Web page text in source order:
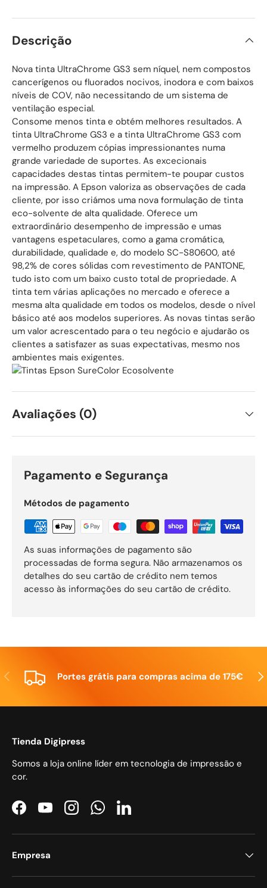
Descrição
Nova tinta UltraChrome GS3 sem níquel, nem compostos
cancerígenos ou fluorados nocivos, inodora e com baixos
níveis de COV, não necessitando de um sistema de
ventilação especial.
Consome menos tinta e obtém melhores resultados. A
tinta UltraChrome GS3 e a tinta UltraChrome GS3 com
vermelho produzem cópias impressionantes numa
grande variedade de suportes. As excecionais
capacidades destas tintas permitem-te poupar custos
na impressão. A Epson valoriza as observações de cada
cliente, por isso criámos uma nova formulação de tinta
eco-solvente de alta qualidade. Oferece um
extraordinário desempenho de impressão e umas
vantagens espetaculares, como a gama cromática,
durabilidade, qualidade e, do modelo SC-S80600, até
98,2% de cores sólidas com revestimento de PANTONE,
tudo isto com um baixo custo total de propriedade. A
tinta tem várias aplicações no mercado e oferece a
mesma alta qualidade em todos os modelos, desde o nível
básico até aos modelos superiores. As novas tintas serão
um valor acrescentado para o teu negócio e ajudarão os
clientes a satisfazer as suas expectativas, mesmo nos
ambientes mais exigentes.
Avaliações (0)
Pagamento e Segurança
Métodos de pagamento
As suas informações de pagamento são
processadas de forma segura. Não armazenamos os
detalhes do seu cartão de crédito nem temos
acesso às informações do seu cartão de crédito.
Anterior Portes grátis para compras acima de 175€
Tienda Digipress
Somos a loja online líder em tecnologia de impressão e
cor.
FacebookYouTubeInstagramWhatsAppLinkedIn
Empresa